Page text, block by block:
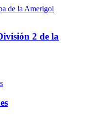
2 de la